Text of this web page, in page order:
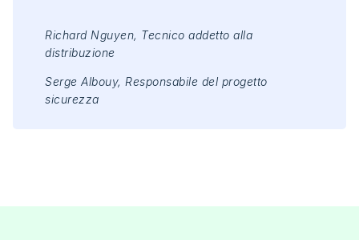
Richard Nguyen, Tecnico addetto alla
distribuzione
Serge Albouy, Responsabile del progetto
sicurezza